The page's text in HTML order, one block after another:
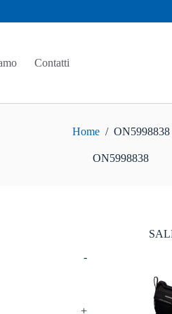
Contatti
Home / ON5998838
ON5998838
-
+